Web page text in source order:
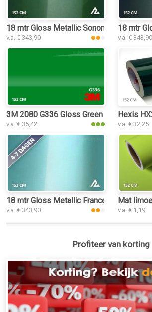
18 mtr Gloss Metallic Sonoma Green
v.a. € 343,90
18 mtr
v.a. € 343,90
3M 2080 G336 Gloss Green Envy
v.a. € 35,42
Hexis
v.a. € 32,25
18 mtr Gloss Metallic Francesca Green
v.a. € 343,90
Mat
v.a. € 1,19
Profiteer van korting